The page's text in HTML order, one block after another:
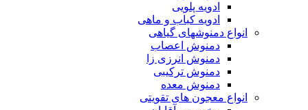
ادویه پلویی
ادویه کباب و ماهی
انواع دمنوشهای گیاهی
دمنوش اعصاب
دمنوش انرزی زا
دمنوش ترکیبی
دمنوش معده
انواع معجون های تقویتی